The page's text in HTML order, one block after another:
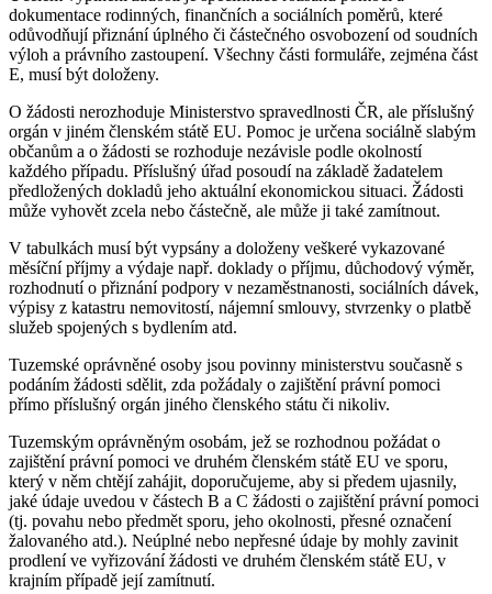
dokumentace rodinných, finančních a sociálních poměrů, které
odůvodňují přiznání úplného či částečného osvobození od soudních
výloh a právního zastoupení. Všechny části formuláře, zejména část
E, musí být doloženy.
O žádosti nerozhoduje Ministerstvo spravedlnosti ČR, ale příslušný
orgán v jiném členském státě EU. Pomoc je určena sociálně slabým
občanům a o žádosti se rozhoduje nezávisle podle okolností
každého případu. Příslušný úřad posoudí na základě žadatelem
předložených dokladů jeho aktuální ekonomickou situaci. Žádosti
může vyhovět zcela nebo částečně, ale může ji také zamítnout.
V tabulkách musí být vypsány a doloženy veškeré vykazované
měsíční příjmy a výdaje např. doklady o příjmu, důchodový výměr,
rozhodnutí o přiznání podpory v nezaměstnanosti, sociálních dávek,
výpisy z katastru nemovitostí, nájemní smlouvy, stvrzenky o platbě
služeb spojených s bydlením atd.
Tuzemské oprávněné osoby jsou povinny ministerstvu současně s
podáním žádosti sdělit, zda požádaly o zajištění právní pomoci
přímo příslušný orgán jiného členského státu či nikoliv.
Tuzemským oprávněným osobám, jež se rozhodnou požádat o
zajištění právní pomoci ve druhém členském státě EU ve sporu,
který v něm chtějí zahájit, doporučujeme, aby si předem ujasnily,
jaké údaje uvedou v částech B a C žádosti o zajištění právní pomoci
(tj. povahu nebo předmět sporu, jeho okolnosti, přesné označení
žalovaného atd.). Neúplné nebo nepřesné údaje by mohly zavinit
prodlení ve vyřizování žádosti ve druhém členském státě EU, v
krajním případě její zamítnutí.